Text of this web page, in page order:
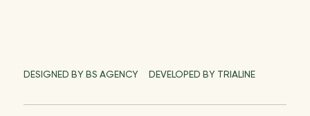
DESIGNED BY BS AGENCY DEVELOPED BY TRIALINE